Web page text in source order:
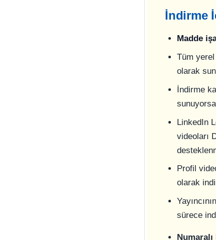
İndirme
Madde
Tüm
olarak
İndirme
LinkedIn
videoları
Profil
olarak
sürece